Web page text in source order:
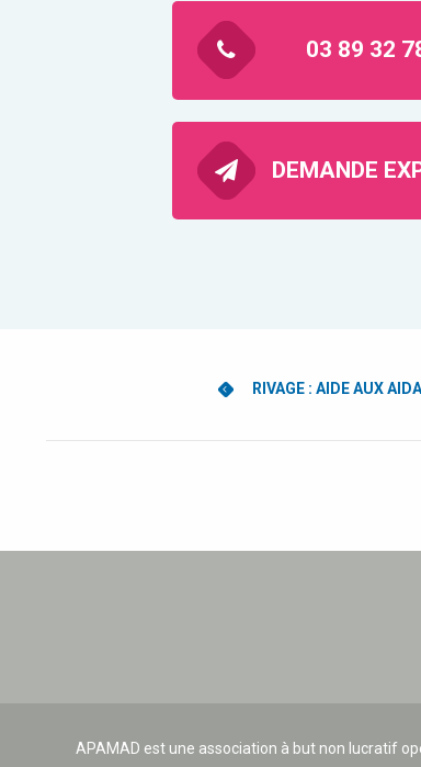
03 89 32
DEMANDE
RIVAGE : AIDE AUX
APAMAD est une association à but non lucratif